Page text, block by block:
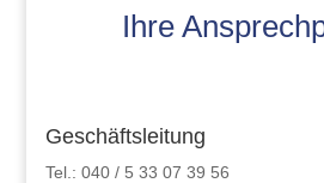
Ihre
Geschäftsleitung
Tel.: 040 / 5 33 07 39 56